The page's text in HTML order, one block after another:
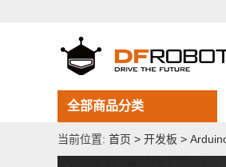
全部商品分类
当前位置: 首页 > 开发板 >